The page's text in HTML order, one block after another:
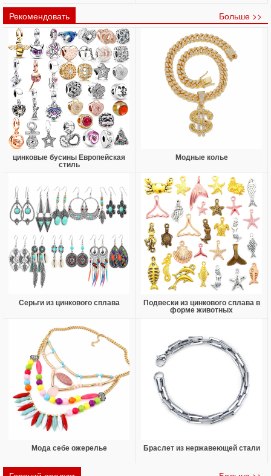
Рекомендовать Больше >>
цинковые бусины Европейская
стиль
Модные колье
Серьги из цинкового сплава Подвески из цинкового сплава в
форме животных
Мода себе ожерелье Браслет из нержавеющей стали